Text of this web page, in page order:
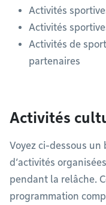
Activités
Activités
Activités de
partenaires
Activités
Voyez ci-dessous
d’activités
pendant la relâche.
programmation